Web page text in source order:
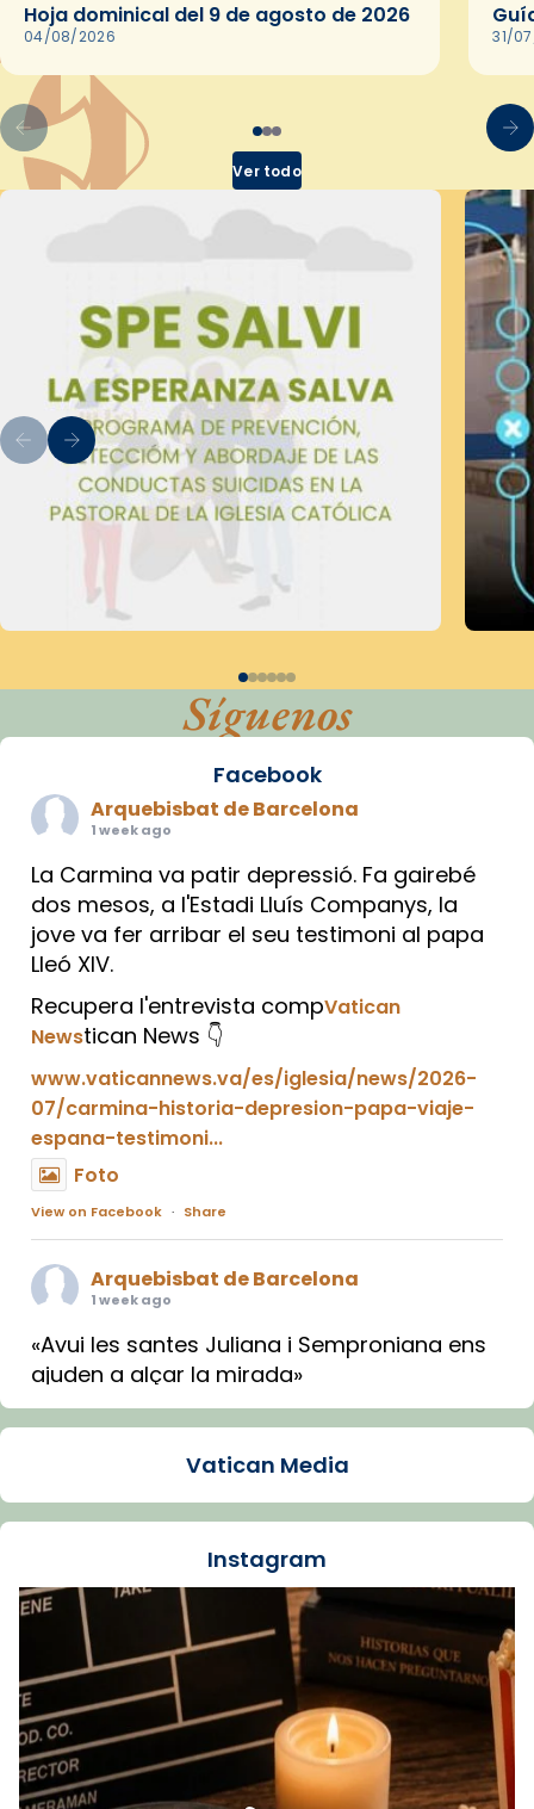
Hoja dominical del 9 de agosto de 2026
04/08/2026 31/
Ver todo
Síguenos
Facebook
Arquebisbat de Barcelona
1 week ago
La Carmina va patir depressió. Fa gairebé
dos mesos, a l'Estadi Lluís Companys, la
jove va fer arribar el seu testimoni al papa
Lleó XIV.
Recupera l'entrevista compVatican
Newstican News 👇
www.vaticannews.va/es/iglesia/news/2026-
07/carmina-historia-depresion-papa-viaje-
espana-testimoni...
Foto
View on Facebook · Share
Arquebisbat de Barcelona
1 week ago
«Avui les santes Juliana i Semproniana ens
ajuden a alçar la mirada»
Mons. Sergi Gordo, bisbe de Tortosa, ha
Santes de Mataró.
🔗tinyurl.com/cvu5jmbk
Foto
View on Facebook Share
Arquebisbat de Barcelonais at Catedral
de Barcelona.
1 week ago
Aquest dilluns, 27 de juliol, ha tingut lloc la
Vatican Media
Instagram